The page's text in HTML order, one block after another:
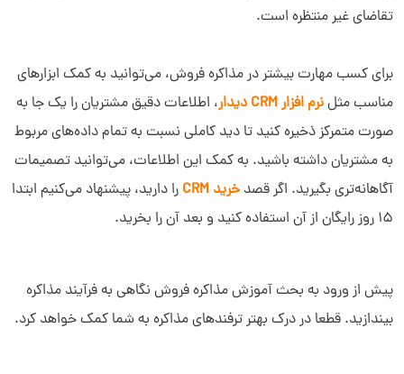
تقاضای غیر منتظره است.
برای کسب مهارت بیشتر در مذاکره فروش، می‌توانید به کمک ابزارهای
مناسب مثلنرم افزار CRM دیدار
، اطلاعات دقیق مشتریان را یک جا به
صورت متمرکز ذخیره کنید تا دید کاملی نسبت به تمام داده‌های مربوط
به مشتریان داشته باشید. به کمک این اطلاعات، می‌توانید تصمیمات
آگاهانه‌تری بگیرید. اگر قصدخرید CRM
را دارید، پیشنهاد می‌کنیم ابتدا
15 روز رایگان از آن استفاده کنید و بعد آن را بخرید.
پیش از ورود به بحث آموزش مذاکره فروش نگاهی به فرآیند مذاکره
بیندازید. قطعا در درک بهتر ترفندهای مذاکره به شما کمک خواهد کرد.